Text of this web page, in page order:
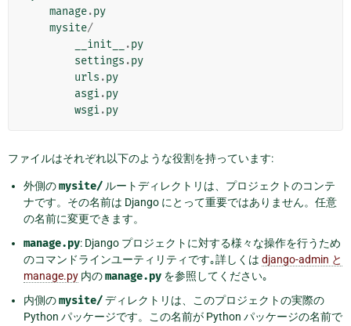
manage.py
mysite/
__init__
.py
settings .py
urls .py
asgi.py
wsgi.py
ファイルはそれぞれ以下のような役割を持っています:
外側のmysite/ ルートディレクトリは、プロジェクトのコンテ
ナです。その名前は Django にとって重要ではありません。任意
の名前に変更できます。
manage.py: Django プロジェクトに対する様々な操作を行うため
のコマンドラインユーティリティです｡詳しくは django-admin と
manage.py 内のmanage.py を参照してください｡
内側のmysite/ディレクトリは、このプロジェクトの実際の
Python パッケージです。この名前が Python パッケージの名前で